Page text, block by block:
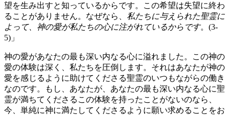
望を生み出すと知っているからです。この希望は失望に終わ
ることがありません。なぜなら、 私たちに与えられた聖霊に
よって、神の愛が私たちの心に注がれているからです。(3-
5)」
神の愛があなたの最も深い内なる心に溢れました。この神の
愛の体験は深く、私たちを圧倒します。それはあなたが神の
愛を感じるように助けてくださる聖霊のいつもながらの働き
なのです。もし、あなたが、あなたの最も深い内なる心に聖
霊が満ちてくださるこの体験を持ったことがないのなら、
今、単純に神に満たしてくださるように願い求めることをお